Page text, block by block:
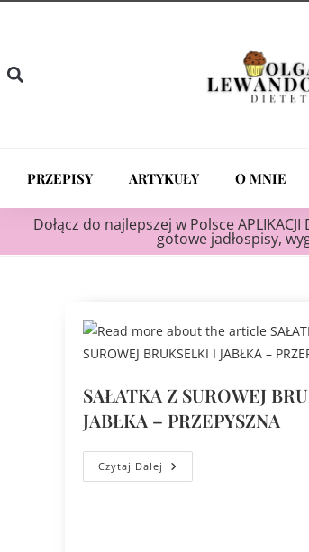
PRZEPISY ARTYKUŁY O MNIE
Dołącz do najlepszej w Polsce
gotowe jadłospisy,
SAŁATKA Z SUROWEJ
JABŁKA – PRZEPYSZNA
Czytaj Dalej